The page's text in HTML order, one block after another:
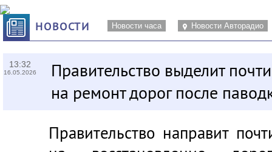
НОВОСТИ Новости часа Новости Авторадио
13:32
16.05.2026
Правительство выделит
на ремонт дорог после
Правительство направит